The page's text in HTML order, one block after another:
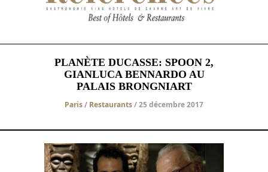
PLANÈTE DUCASSE: SPOON 2,
GIANLUCA BENNARDO AU
PALAIS BRONGNIART
Paris/ Restaurants/ 25 décembre 2017